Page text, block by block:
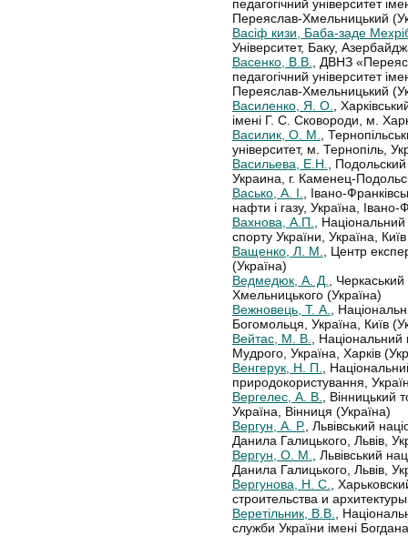
педагогічний університет
Переяслав-Хмельницький
Васіф кизи, Баба-заде
Університет, Баку,
Васенко, В.В.
, ДВНЗ
педагогічний університет
Переяслав-Хмельницький
Василенко, Я. О.
,
імені Г. С. Сковороди, м.
Василик, О. М.
,
університет, м. Тернопіль,
Васильева, Е.Н.
,
Украина, г. Каменец-
Васько, А. І.
, Івано-
нафти і газу, Україна, Івано-
Вахнова, А.П.
,
спорту України, Україна,
Ващенко, Л. М.
, Центр
(Україна)
Ведмедюк, А. Д.
,
Хмельницького (Україна)
Вежновець, Т. А.
,
Богомольця, Україна, Київ
Вейтас, М. В.
,
Мудрого, Україна, Харків
Венгерук, Н. П.
,
природокористування,
Вергелес, А. В.
, Вінницький
Україна, Вінниця (Україна)
Вергун, А. Р. , Львівський
Данила Галицького, Львів,
Вергун, О. М.
, Львівський
Данила Галицького, Львів,
Вергунова, Н. С.
,
строительства и
Веретільник, В.В.
,
служби України імені